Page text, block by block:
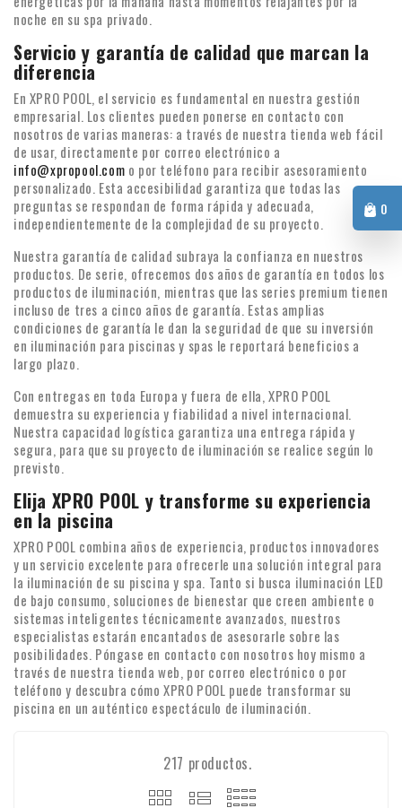
0
noche en su spa privado.
Servicio y garantía de calidad que marcan la
diferencia
En XPRO POOL, el servicio es fundamental en nuestra gestión
empresarial. Los clientes pueden ponerse en contacto con
nosotros de varias maneras: a través de nuestra tienda web fácil
de usar, directamente por correo electrónico a
info@xpropool.com o por teléfono para recibir asesoramiento
personalizado. Esta accesibilidad garantiza que todas las
preguntas se respondan de forma rápida y adecuada,
independientemente de la complejidad de su proyecto.
Nuestra garantía de calidad subraya la confianza en nuestros
productos. De serie, ofrecemos dos años de garantía en todos los
productos de iluminación, mientras que las series premium tienen
incluso de tres a cinco años de garantía. Estas amplias
condiciones de garantía le dan la seguridad de que su inversión
en iluminación para piscinas y spas le reportará beneficios a
largo plazo.
Con entregas en toda Europa y fuera de ella, XPRO POOL
demuestra su experiencia y fiabilidad a nivel internacional.
Nuestra capacidad logística garantiza una entrega rápida y
segura, para que su proyecto de iluminación se realice según lo
previsto.
Elija XPRO POOL y transforme su experiencia
en la piscina
XPRO POOL combina años de experiencia, productos innovadores
y un servicio excelente para ofrecerle una solución integral para
la iluminación de su piscina y spa. Tanto si busca iluminación LED
de bajo consumo, soluciones de bienestar que creen ambiente o
sistemas inteligentes técnicamente avanzados, nuestros
especialistas estarán encantados de asesorarle sobre las
posibilidades. Póngase en contacto con nosotros hoy mismo a
través de nuestra tienda web, por correo electrónico o por
teléfono y descubra cómo XPRO POOL puede transformar su
piscina en un auténtico espectáculo de iluminación.
217 productos.